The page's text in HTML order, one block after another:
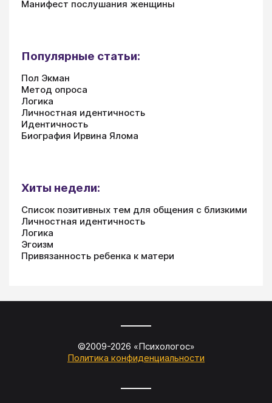
Манифест послушания женщины
Популярные статьи:
Пол Экман
Метод опроса
Логика
Личностная идентичность
Идентичность
Биография Ирвина Ялома
Хиты недели:
Список позитивных тем для общения с близкими
Личностная идентичность
Логика
Эгоизм
Привязанность ребенка к матери
©2009-2026 «Психологос»
Политика конфиденциальности